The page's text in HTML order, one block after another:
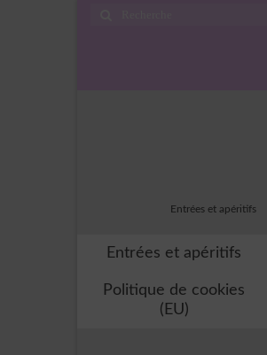
Entrées et apéritifs
Entrées et apéritifs
Politique de cookies
(EU)